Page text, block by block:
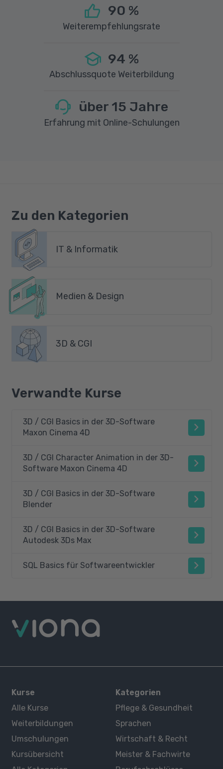
90 %
Weiterempfehlungsrate
94 %
Abschlussquote Weiterbildung
über 15 Jahre
Erfahrung mit Online-Schulungen
Zu den Kategorien
IT & Informatik
Medien & Design
3D & CGI
Verwandte Kurse
3D / CGI Basics in der 3D-Software
Maxon Cinema 4D
3D / CGI Character Animation in der 3D-
Software Maxon Cinema 4D
3D / CGI Basics in der 3D-Software
Blender
3D / CGI Basics in der 3D-Software
Autodesk 3Ds Max
SQL Basics für Softwareentwickler
Kurse
Alle Kurse
Weiterbildungen
Umschulungen
Kursübersicht
Kategorien
Pflege & Gesundheit
Sprachen
Wirtschaft & Recht
Meister & Fachwirte